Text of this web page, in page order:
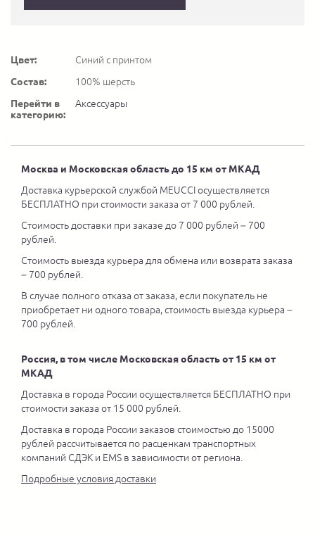
Цвет:
Синий с принтом
Состав:
100% шерсть
Перейти в
категорию:
Аксессуары
Москва и Московская область до 15 км от МКАД
Доставка курьерской службой MEUCCI осуществляется
БЕСПЛАТНО при стоимости заказа от 7 000 рублей.
Стоимость доставки при заказе до 7 000 рублей – 700
рублей.
Стоимость выезда курьера для обмена или возврата заказа
– 700 рублей.
В случае полного отказа от заказа, если покупатель не
приобретает ни одного товара, стоимость выезда курьера –
700 рублей.
Россия, в том числе Московская область от 15 км от
МКАД
Доставка в города России осуществляется БЕСПЛАТНО при
стоимости заказа от 15 000 рублей.
Доставка в города России заказов стоимостью до 15000
рублей рассчитывается по расценкам транспортных
компаний СДЭК и EMS в зависимости от региона.
Подробные условия доставки